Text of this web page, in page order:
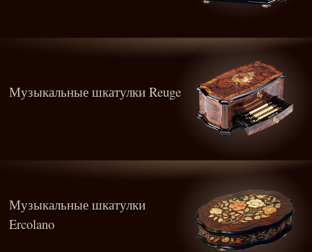
Музыкальные шкатулки Reuge
Музыкальные шкатулки
Ercolano